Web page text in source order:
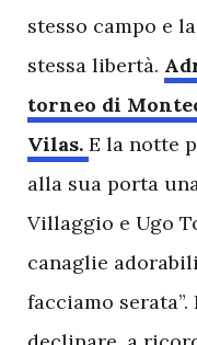
stesso campo e
stessa libertà.
torneo di
Vilas. E la notte
alla sua porta
Villaggio e Ugo
canaglie
facciamo